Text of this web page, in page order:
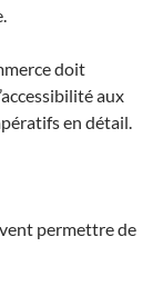
doit
aux
en détail.
permettre de